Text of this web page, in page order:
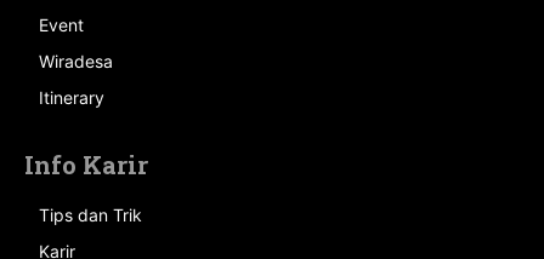
Event
Wiradesa
Itinerary
Info Karir
Tips dan Trik
Karir